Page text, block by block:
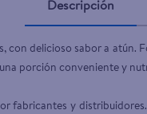
Descripción
con delicioso sabor a
de 85gr,
fabricantes y